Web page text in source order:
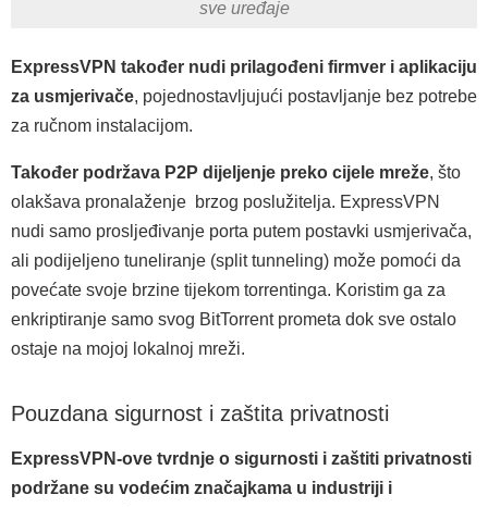
sve uređaje
ExpressVPN također nudi prilagođeni firmver i aplikaciju
za usmjerivače, pojednostavljujući postavljanje bez potrebe
za ručnom instalacijom.
Također podržava P2P dijeljenje preko cijele mreže, što
olakšava pronalaženje brzog poslužitelja. ExpressVPN
nudi samo prosljeđivanje porta putem postavki usmjerivača,
ali podijeljeno tuneliranje (split tunneling) može pomoći da
povećate svoje brzine tijekom torrentinga. Koristim ga za
enkriptiranje samo svog BitTorrent prometa dok sve ostalo
ostaje na mojoj lokalnoj mreži.
Pouzdana sigurnost i zaštita privatnosti
ExpressVPN-ove tvrdnje o sigurnosti i zaštiti privatnosti
podržane su vodećim značajkama u industriji i